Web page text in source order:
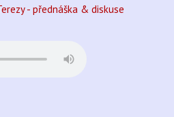
- přednáška & diskuse